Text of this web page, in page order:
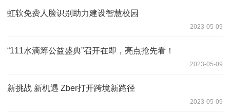
虹软免费人脸识别助力建设智慧校园
2023-05-09
“111水滴筹公益盛典”召开在即，亮点抢先看！
2023-05-09
新挑战 新机遇 Zber打开跨境新路径
2023-05-09